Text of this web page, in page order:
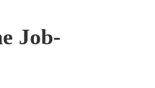
Job-